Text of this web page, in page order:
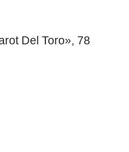
Del Toro», 78